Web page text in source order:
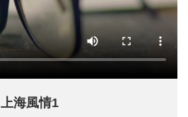
上海風情1